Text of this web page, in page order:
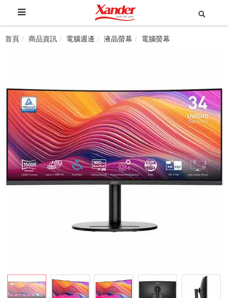
首頁 商品資訊 電腦週邊 液晶螢幕 電腦螢幕